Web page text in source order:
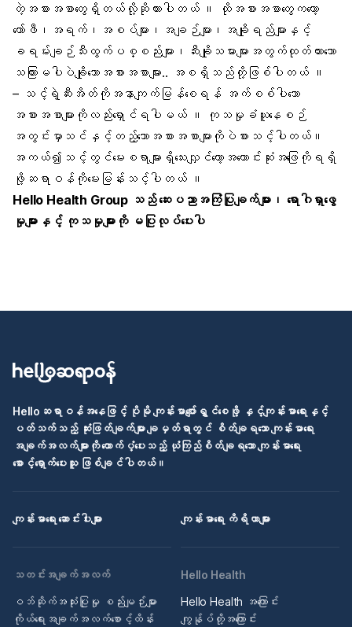
တဲ့အစားအစာတွေရှိတယ်လို့ဆိုထားပါတယ် ။ ထိုအစားအစာတွေကတော့
ကော်ဖီ၊အရက်၊အစပ်များ၊အချဉ်များ၊အချိုရည်များနှင့်
ခရမ်းချဉ်သီးထွက်ပစ္စည်းများ၊ဆီးချိုသမားများအတွက်ထုတ်ထားသော
သကြားမပါပဲချိုသောအစားအစာများ.. အစရှိသည်တို့ဖြစ်ပါတယ် ။
– သင့်ရဲ့ဆီးအိတ်ကိုအနာကျက်မြန်စေရန် အက်စစ်ပါသော
အစားအစာများကိုလည်းရှောင်ရပါမယ် ။ ကုသမှုခံယူနေစဉ်
အတွင်းမှာသင်နှင့်တည့်သောအစားအစာများကိုပဲစားသင့်ပါတယ်။
အကယ်၍သင့်တွင်မေးစရာများရှိသေးလျှင်တော့အကောင်းဆုံးအဖြေကိုရရှိ
ဖို့ဆရာဝန်ကိုမေးမြန်းသင့်ပါတယ် ။
Hello Health Group သည် ဆေးပညာအကြံပြုချက်များ၊ ရောဂါရှာဖွေ
မှုများနှင့် ကုသမှုများကို မပြုလုပ်ပေးပါ
Helloဆရာဝန်အနေဖြင့် ပိုမို ကျန်းမာပျော်ရွှင်စေဖို့ နှင့်ကျန်းမာရေးနှင့်
ပတ်သက်သည့် ဆုံးဖြတ်ချက်များ ချမှတ်ရာတွင် စိတ်ချရသော ကျန်းမာရေး
အချက်အလက်များကို ထောက်ပံ့ပေးသည့် ယုံကြည်စိတ်ချရသော ကျန်းမာရေး
စောင့်ရှောက်ပေးသူ ဖြစ်ချင်ပါတယ်။
ကျန်းမာရေး ဆောင်းပါးများ ကျန်းမာရေး ကိရိယာများ
သတင်းအချက်အလက်
ဝဘ်ဆိုက်အသုံးပြုမှု စည်းမျဉ်းများ
ကိုယ်ရေးအချက်အလက်စောင့်ထိန်း
Hello Health
Hello Health အကြောင်း
ကျွန်ုပ်တို့အကြောင်း